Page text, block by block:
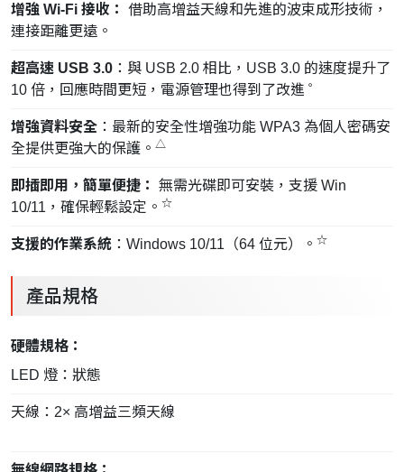
增強 Wi-Fi 接收：
借助高增益天線和先進的波束成形技術，
連接距離更遠。
超高速 USB 3.0 ：與 USB 2.0 相比，USB 3.0 的速度提升了
10 倍，回應時間更短，電源管理也得到了改進 。
增強資料安全 ：最新的安全性增強功能 WPA3 為個人密碼安
全提供更強大的保護。 △
即插即用，簡單便捷：
無需光碟即可安裝，支援 Win
10/11，確保輕鬆設定。 ☆
支援的作業系統 ：Windows 10/11（64 位元）。 ☆
產品規格
硬體規格：
LED 燈：狀態
天線：2× 高增益三頻天線